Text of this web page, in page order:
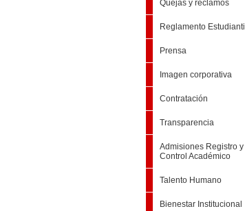
Quejas y reclamos
Reglamento Estudiantil
Prensa
Imagen corporativa
Contratación
Transparencia
Admisiones Registro y
Control Académico
Talento Humano
Bienestar Institucional